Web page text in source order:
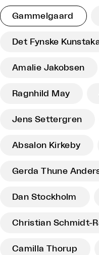
Gammelgaard
Det Fynske
Amalie Jakobsen
Ragnhild May
Jens Settergren
Absalon Kirkeby
Gerda Thune
Dan Stockholm
Christian Schmidt-
Camilla Thorup